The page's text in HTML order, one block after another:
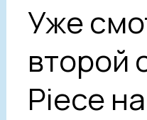
Уже
второй
Piece